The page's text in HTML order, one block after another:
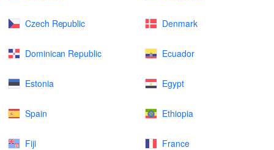
Czech Republic Denmark
Dominican Republic Ecuador
Estonia Egypt
Spain Ethiopia
Fiji France